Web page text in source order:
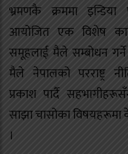
भ्रमणकै क्रममा इन्डिया
आयोजित एक विशेष
समूहलाई मैले सम्बोधन
मैले नेपालको परराष्ट्र
प्रकाश पार्दै
साझा चासोका विषयहरूमा
।